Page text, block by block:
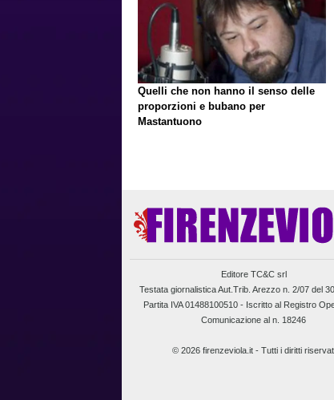
Quelli che non hanno il senso delle
proporzioni e bubano per
Mastantuono
Editore TC&C srl
Testata giornalistica Aut.Trib. Arezzo n. 2/07 del
Partita IVA 01488100510 - Iscritto al Registro
Comunicazione al n. 18246
© 2026 firenzeviola.it - Tutti i diritti